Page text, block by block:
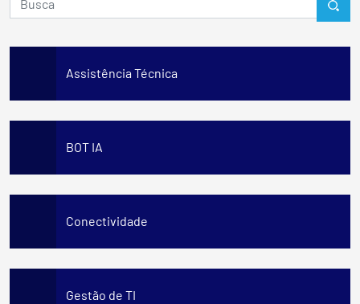
Assistência Técnica
BOT IA
Conectividade
Gestão de TI